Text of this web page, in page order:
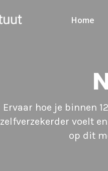
Home
Ervaar hoe je binnen
zelfverzekerder voelt
op dit